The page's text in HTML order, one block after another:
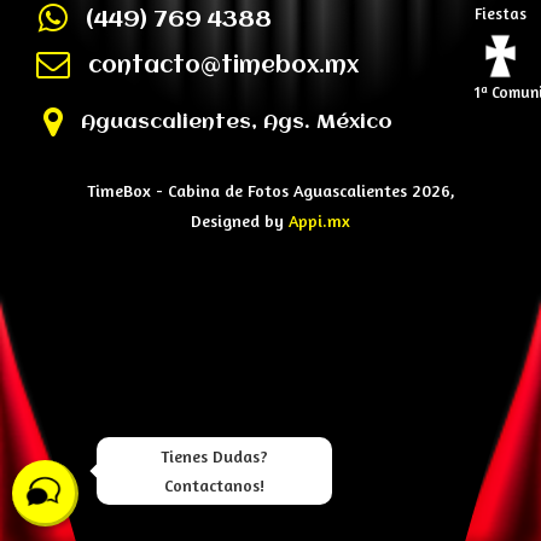
Tienes Dudas?
Contactanos!
Fiestas
1ª
(449) 769 4388
contacto@timebox.mx
Aguascalientes, Ags. México
TimeBox - Cabina de Fotos Aguascalientes 2026,
Designed by Appi.mx